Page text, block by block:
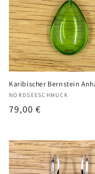
Karibischer Bernstein
Anbieter:
NORDSEESCHMUCK
Normaler
79,00 €